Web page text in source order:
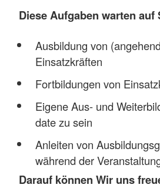
Diese Aufgaben warten auf
Ausbildung von
Einsatzkräften
Fortbildungen von
Eigene Aus- und
date zu sein
Anleiten von
während der
Darauf können Wir uns